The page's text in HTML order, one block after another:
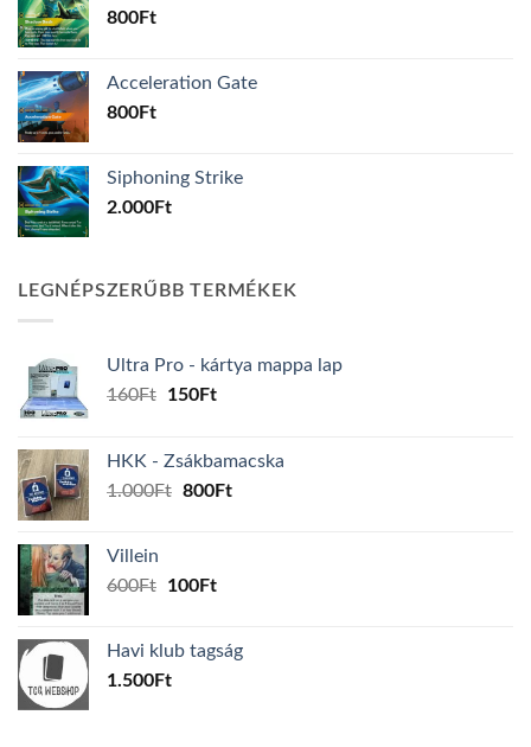
800Ft
Acceleration Gate
800Ft
Siphoning Strike
2.000Ft
LEGNÉPSZERŰBB TERMÉKEK
Ultra Pro - kártya mappa lap
160Ft
Original
160Ft.
150FtCurrent
150Ft.
HKK - Zsákbamacska
1.000Ft Original
800FtCurrent
Villein
600Ft
Original
600Ft.
100FtCurrent
100Ft.
Havi klub tagság
1.500Ft